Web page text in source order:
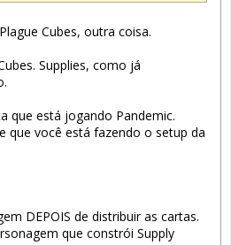
Cubes, outra coisa.
Supplies, como já
que está jogando Pandemic.
que você está fazendo o setup da
DEPOIS de distribuir as cartas.
que constrói Supply